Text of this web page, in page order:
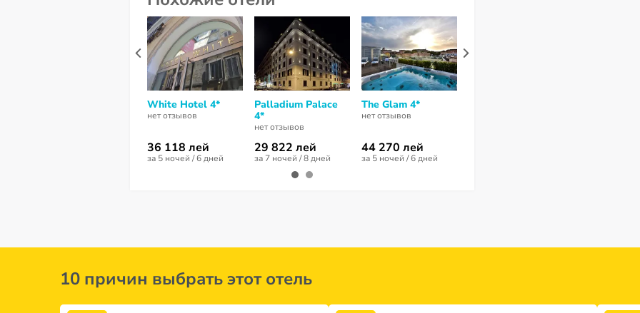
White Hotel 4*
нет отзывов
36 118 лей
за 5 ночей / 6 дней
Palladium Palace
4*
нет отзывов
29 822 лей
за 7 ночей / 8 дней
The Glam 4*
нет отзывов
44 270 лей
за 5 ночей / 6 дней
10 причин выбрать этот отель